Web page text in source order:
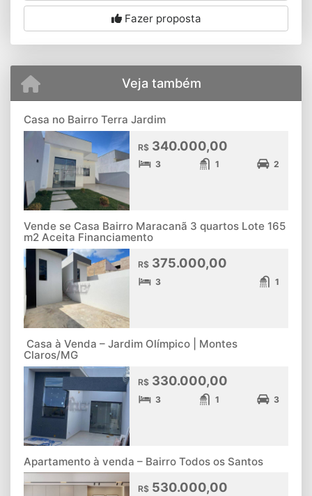
Fazer proposta
Veja também
Casa no Bairro Terra Jardim
R$ 340.000,00
3 1 2
Vende se Casa Bairro Maracanã 3 quartos Lote 165
m2 Aceita Financiamento
R$ 375.000,00
3 1
Casa à Venda – Jardim Olímpico | Montes
Claros/MG
R$ 330.000,00
3 1 3
Apartamento à venda – Bairro Todos os Santos
R$ 530.000,00